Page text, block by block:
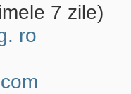
7 zile)
ro